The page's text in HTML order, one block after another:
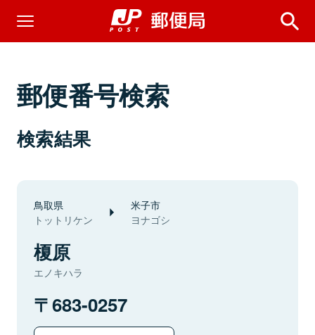
郵便番号検索
検索結果
鳥取県
トットリケン
米子市
ヨナゴシ
榎原
エノキハラ
683-0257